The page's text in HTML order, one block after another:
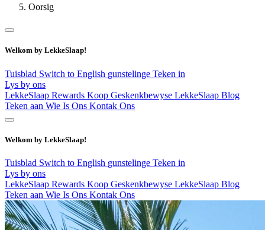
Oorsig
Welkom by LekkeSlaap!
Tuisblad Switch to English gunstelinge Teken in
Lys by ons
LekkeSlaap Rewards Koop Geskenkbewyse LekkeSlaap Blog
Teken aan Wie Is Ons Kontak Ons
Welkom by LekkeSlaap!
Tuisblad Switch to English gunstelinge Teken in
Lys by ons
LekkeSlaap Rewards Koop Geskenkbewyse LekkeSlaap Blog
Teken aan Wie Is Ons Kontak Ons